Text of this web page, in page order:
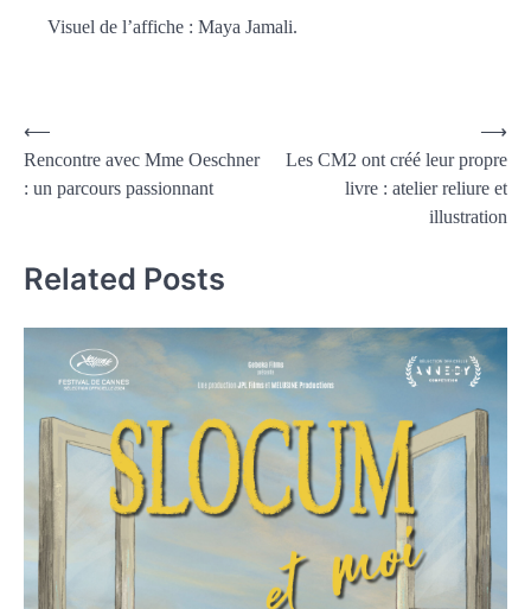
Visuel de l’affiche : Maya Jamali.
⟵
Rencontre avec Mme Oeschner
: un parcours passionnant
Les CM2 ont créé leur propre
livre : atelier reliure et
illustration
⟶
Related Posts